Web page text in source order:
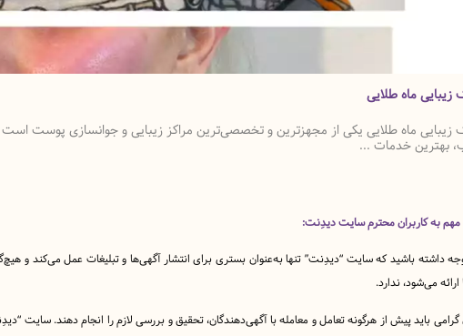
زیبایی ماه طلایی
زیبایی ماه طلایی یکی از مجهزترین و تخصصی‌ترین مراکز زیبایی و جوانسازی پوست است
بهترین خدمات ...
به کاربران محترم سایت دیدِنت:
داشته باشید که سایت “دیدِنت” تنها به‌عنوان بستری برای انتشار آگهی‌ها و تبلیغات عمل می‌کند و
می‌شود، ندارد.
گرامی باید پیش از هرگونه تعامل و معامله با آگهی‌دهندگان، تحقیق و بررسی لازم را انجام دهند. سایت